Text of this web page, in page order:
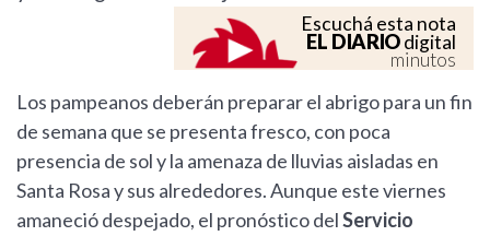
Escuchá esta nota
EL DIARIOdigital
minutos
Los pampeanos deberán preparar el abrigo para un fin
de semana que se presenta fresco, con poca
presencia de sol y la amenaza de lluvias aisladas en
Santa Rosa y sus alrededores. Aunque este viernes
amaneció despejado, el pronóstico delServicio